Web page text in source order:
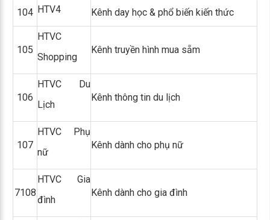
104 HTV4 Kênh day học & phổ biến kiến thức
105
HTVC
Shopping
Kênh truyền hình mua sẵm
106
HTVC Du
Lịch
Kênh thông tin du lịch
107
HTVC Phụ
nữ
Kênh dành cho phụ nữ
7108
HTVC Gia
đình
Kênh dành cho gia đình